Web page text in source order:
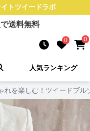
ト ツイードラボ
送料無料
0 0
人気ランキング
れを楽しむ！ツイードブ